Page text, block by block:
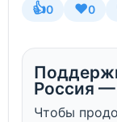
👍0 ❤️0
Россия
Чтобы